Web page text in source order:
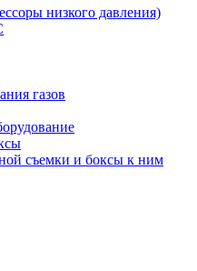
низкого давления)
газов
съемки и боксы к ним